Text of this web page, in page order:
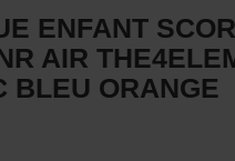
ENFANT
AIR
BLEU ORANGE